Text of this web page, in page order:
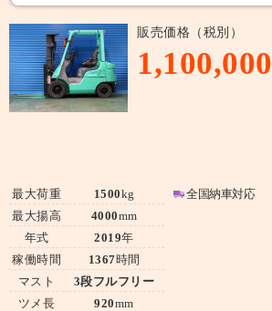
販売価格（税別）
1,100,000
最大荷重
最大揚高
年式
稼働時間
マスト
ツメ長
1500kg
4000mm
2019年
1367時間
3段フルフリー
920mm
全国納車対応